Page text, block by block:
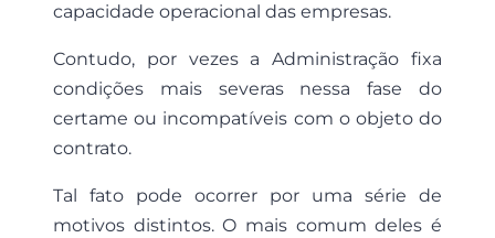
capacidade operacional das empresas.
Contudo, por vezes a Administração fixa
condições mais severas nessa fase do
certame ou incompatíveis com o objeto do
contrato.
Tal fato pode ocorrer por uma série de
motivos distintos. O mais comum deles é